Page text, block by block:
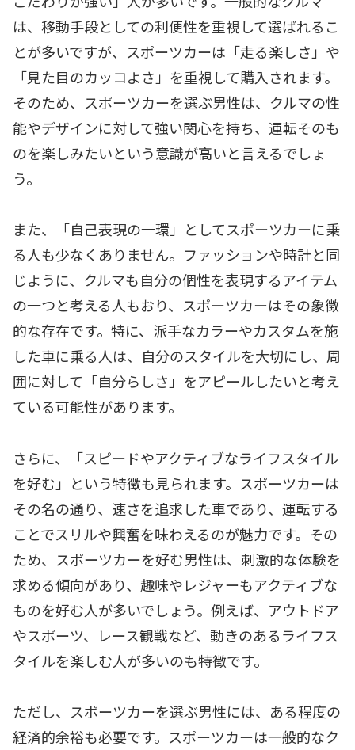
は、移動手段としての利便性を重視して選ばれるこ
とが多いですが、スポーツカーは「走る楽しさ」や
「見た目のカッコよさ」を重視して購入されます。
そのため、スポーツカーを選ぶ男性は、クルマの性
能やデザインに対して強い関心を持ち、運転そのも
のを楽しみたいという意識が高いと言えるでしょ
う。
また、「自己表現の一環」としてスポーツカーに乗
る人も少なくありません。ファッションや時計と同
じように、クルマも自分の個性を表現するアイテム
の一つと考える人もおり、スポーツカーはその象徴
的な存在です。特に、派手なカラーやカスタムを施
した車に乗る人は、自分のスタイルを大切にし、周
囲に対して「自分らしさ」をアピールしたいと考え
ている可能性があります。
さらに、「スピードやアクティブなライフスタイル
を好む」という特徴も見られます。スポーツカーは
その名の通り、速さを追求した車であり、運転する
ことでスリルや興奮を味わえるのが魅力です。その
ため、スポーツカーを好む男性は、刺激的な体験を
求める傾向があり、趣味やレジャーもアクティブな
ものを好む人が多いでしょう。例えば、アウトドア
やスポーツ、レース観戦など、動きのあるライフス
タイルを楽しむ人が多いのも特徴です。
ただし、スポーツカーを選ぶ男性には、ある程度の
経済的余裕も必要です。スポーツカーは一般的なク